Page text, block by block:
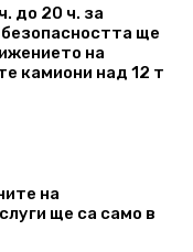
до 20 ч. за
ще
на
камиони над 12 т
на
ще са само в